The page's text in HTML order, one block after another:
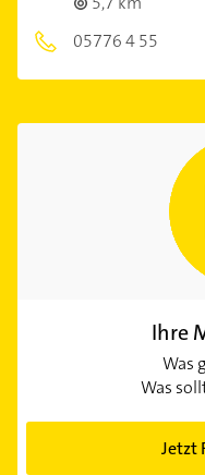
05776 4 55
Ihre
Was
Was
Jetzt